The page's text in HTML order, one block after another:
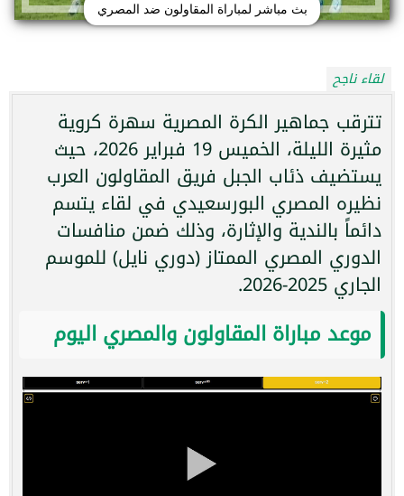
بث مباشر لمباراة المقاولون ضد المصري
لقاء ناجح
تترقب جماهير الكرة المصرية سهرة كروية
مثيرة الليلة، الخميس 19 فبراير 2026، حيث
يستضيف ذئاب الجبل فريق المقاولون العرب
نظيره المصري البورسعيدي في لقاء يتسم
دائماً بالندية والإثارة، وذلك ضمن منافسات
الدوري المصري الممتاز (دوري نايل) للموسم
الجاري 2025-2026.
موعد مباراة المقاولون والمصري اليوم